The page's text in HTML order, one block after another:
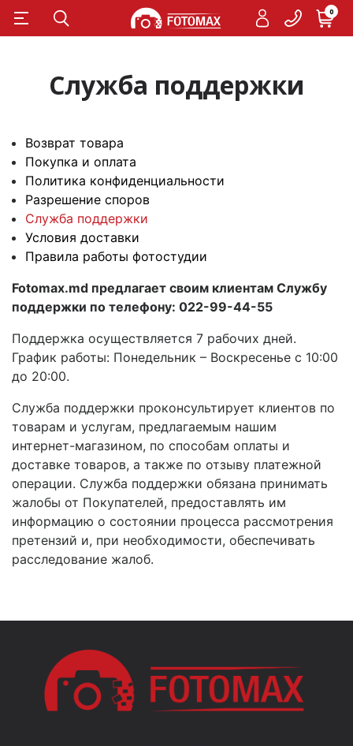
0
Служба поддержки
Возврат товара
Покупка и оплата
Политика конфиденциальности
Разрешение споров
Служба поддержки
Условия доставки
Правила работы фотостудии
Fotomax.md предлагает своим клиентам Службу
поддержки по телефону: 022-99-44-55
Поддержка осуществляется 7 рабочих дней.
График работы: Понедельник – Воскресенье с 10:00
до 20:00.
Служба поддержки проконсультирует клиентов по
товарам и услугам, предлагаемым нашим
интернет-магазином, по способам оплаты и
доставке товаров, а также по отзыву платежной
операции. Служба поддержки обязана принимать
жалобы от Покупателей, предоставлять им
информацию о состоянии процесса рассмотрения
претензий и, при необходимости, обеспечивать
расследование жалоб.